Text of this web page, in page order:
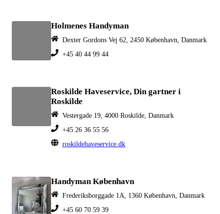
Holmenes Handyman
Dexter Gordons Vej 62, 2450 København, Danmark
+45 40 44 99 44
Roskilde Haveservice, Din gartner i
Roskilde
Vestergade 19, 4000 Roskilde, Danmark
+45 26 36 55 56
roskildehaveservice.dk
Handyman København
Frederiksborggade 1A, 1360 København, Danmark
+45 60 70 59 39